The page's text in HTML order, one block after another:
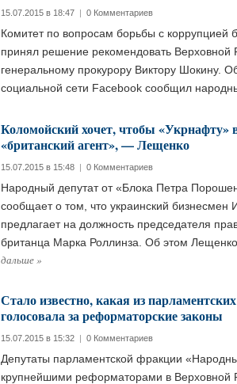
15.07.2015 в 18:47 | 0 Комментариев
Комитет по вопросам борьбы с коррупцией
принял решение рекомендовать Верховной
генеральному прокурору Виктору Шокину.
социальной сети Facebook сообщил
Коломойский хочет, чтобы «Укрнафту»
«британский агент», — Лещенко
15.07.2015 в 15:48 | 0 Комментариев
Народный депутат от «Блока Петра
сообщает о том, что украинский бизнесмен
предлагает на должность председателя
британца Марка Роллинза. Об этом
дальше»
Стало известно, какая из
голосовала за реформаторские законы
15.07.2015 в 15:32 | 0 Комментариев
Депутаты парламентской фракции
крупнейшими реформаторами в Верховной